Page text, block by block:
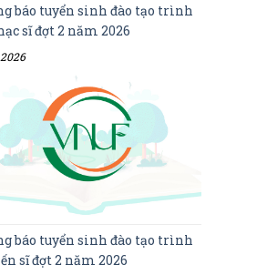
báo tuyển sinh đào tạo trình
sĩ đợt 2 năm 2026
báo tuyển sinh đào tạo trình
sĩ đợt 2 năm 2026